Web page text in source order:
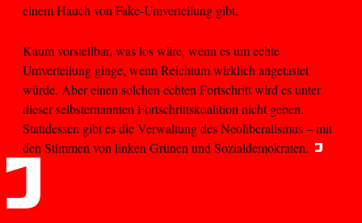
einem Hauch von Fake-Umverteilung gibt.
Kaum vorstellbar, was los wäre, wenn es um echte
Umverteilung ginge, wenn Reichtum wirklich angetastet
würde. Aber einen solchen echten Fortschritt wird es unter
dieser selbsternannten Fortschrittskoalition nicht geben.
Stattdessen gibt es die Verwaltung des Neoliberalismus – mit
den Stimmen von linken Grünen und Sozialdemokraten.